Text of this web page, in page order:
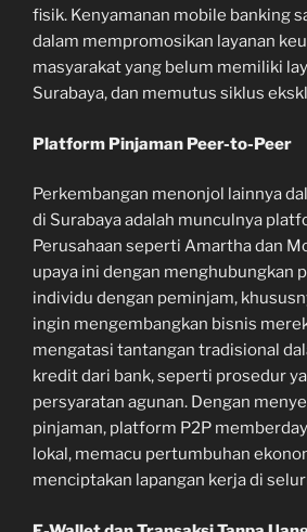
fisik. Kenyamanan mobile banking
dalam mempromosikan layanan
masyarakat yang belum memiliki
Surabaya, dan memutus siklus
Platform Pinjaman Peer-to-Peer
Perkembangan menonjol lainnya
di Surabaya adalah munculnya
Perusahaan seperti Amartha dan
upaya ini dengan menghubungkan
individu dengan peminjam,
ingin mengembangkan bisnis
mengatasi tantangan tradisional
kredit dari bank, seperti prosedur
persyaratan agunan. Dengan
pinjaman, platform P2P
lokal, memacu pertumbuhan
menciptakan lapangan kerja di